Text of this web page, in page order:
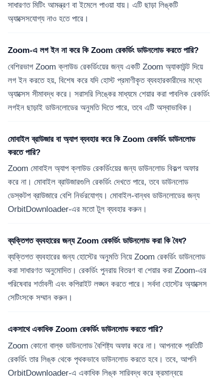
সাধারণত মিটিং আমন্ত্রণ বা ইমেলে পাওয়া যায়। এটি ছাড়া লিঙ্কটি
অ্যাক্সেসযোগ্য নাও হতে পারে।
Zoom-এ লগ ইন না করে কি Zoom রেকর্ডিং ডাউনলোড করতে পারি?
বেশিরভাগ Zoom ক্লাউড রেকর্ডিংয়ের জন্য একটি Zoom অ্যাকাউন্ট দিয়ে
লগ ইন করতে হয়, বিশেষ করে যদি হোস্ট প্রমাণীকৃত ব্যবহারকারীদের মধ্যে
অ্যাক্সেস সীমাবদ্ধ করে। সরাসরি লিঙ্কের মাধ্যমে শেয়ার করা পাবলিক রেকর্ডিং
লগইন ছাড়াই ডাউনলোডের অনুমতি দিতে পারে, তবে এটি অস্বাভাবিক।
মোবাইল ব্রাউজার বা অ্যাপ ব্যবহার করে কি Zoom রেকর্ডিং ডাউনলোড
করতে পারি?
Zoom মোবাইল অ্যাপ ক্লাউড রেকর্ডিংয়ের জন্য ডাউনলোড বিকল্প অফার
করে না। মোবাইল ব্রাউজারগুলি রেকর্ডিং দেখতে পারে, তবে ডাউনলোড
ডেস্কটপ ব্রাউজারে বেশি নির্ভরযোগ্য। মোবাইল-বান্ধব ডাউনলোডের জন্য
OrbitDownloader-এর মতো টুল ব্যবহার করুন।
ব্যক্তিগত ব্যবহারের জন্য Zoom রেকর্ডিং ডাউনলোড করা কি বৈধ?
ব্যক্তিগত ব্যবহারের জন্য হোস্টের অনুমতি নিয়ে Zoom রেকর্ডিং ডাউনলোড
করা সাধারণত অনুমোদিত। রেকর্ডিং পুনরায় বিতরণ বা শেয়ার করা Zoom-এর
পরিষেবার শর্তাবলী এবং কপিরাইট লঙ্ঘন করতে পারে। সর্বদা হোস্টের অ্যাক্সেস
সেটিংসকে সম্মান করুন।
একসাথে একাধিক Zoom রেকর্ডিং ডাউনলোড করতে পারি?
Zoom কোনো বাল্ক ডাউনলোড বৈশিষ্ট্য অফার করে না। আপনাকে প্রতিটি
রেকর্ডিং তার লিঙ্ক থেকে পৃথকভাবে ডাউনলোড করতে হবে। তবে, আপনি
OrbitDownloader-এ একাধিক লিঙ্ক সারিবদ্ধ করে ক্রমান্বয়ে